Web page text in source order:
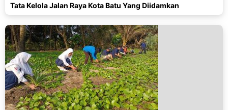
Tata Kelola Jalan Raya Kota Batu Yang Diidamkan